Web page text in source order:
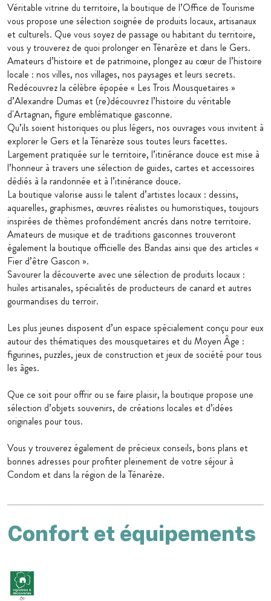
Véritable vitrine du territoire, la boutique de l’Office de Tourisme
vous propose une sélection soignée de produits locaux, artisanaux
et culturels. Que vous soyez de passage ou habitant du territoire,
vous y trouverez de quoi prolonger en Ténarèze et dans le Gers.
Amateurs d’histoire et de patrimoine, plongez au cœur de l’histoire
locale : nos villes, nos villages, nos paysages et leurs secrets.
Redécouvrez la célèbre épopée « Les Trois Mousquetaires »
d’Alexandre Dumas et (re)découvrez l’histoire du véritable
d'Artagnan, figure emblématique gasconne.
Qu’ils soient historiques ou plus légers, nos ouvrages vous invitent à
explorer le Gers et la Ténarèze sous toutes leurs facettes.
Largement pratiquée sur le territoire, l’itinérance douce est mise à
l’honneur à travers une sélection de guides, cartes et accessoires
dédiés à la randonnée et à l’itinérance douce.
La boutique valorise aussi le talent d’artistes locaux : dessins,
aquarelles, graphismes, œuvres réalistes ou humoristiques, toujours
inspirées de thèmes profondément ancrés dans notre territoire.
Amateurs de musique et de traditions gasconnes trouveront
également la boutique officielle des Bandas ainsi que des articles «
Fier d’être Gascon ».
Savourer la découverte avec une sélection de produits locaux :
huiles artisanales, spécialités de producteurs de canard et autres
gourmandises du terroir.
Les plus jeunes disposent d’un espace spécialement conçu pour eux
autour des thématiques des mousquetaires et du Moyen Âge :
figurines, puzzles, jeux de construction et jeux de société pour tous
les âges.
Que ce soit pour offrir ou se faire plaisir, la boutique propose une
sélection d’objets souvenirs, de créations locales et d’idées
originales pour tous.
Vous y trouverez également de précieux conseils, bons plans et
bonnes adresses pour profiter pleinement de votre séjour à
Condom et dans la région de la Ténarèze.
Confort et équipements